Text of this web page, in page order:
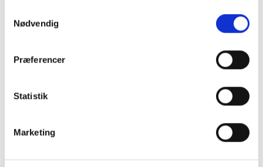
Nødvendig
Præferencer
Statistik
Marketing
SuperSole, Bred, 0+0
FLERE VARIANTER
SuperSole, Care, 1+1
FLERE VARIANTER